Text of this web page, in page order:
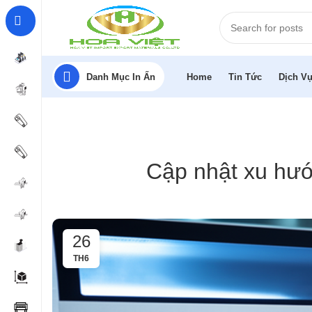
Danh Mục In Ấn Home Tin Tức Dịch
Cập nhật xu
26
TH6